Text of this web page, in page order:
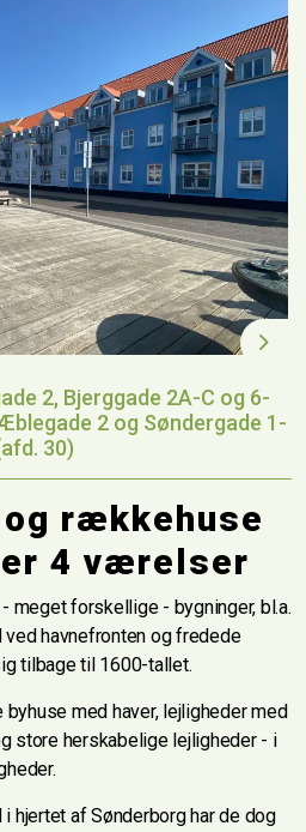
2, Bjerggade 2A-C og 6-
2 og Søndergade 1-
30)
rækkehuse
4 værelser
meget forskellige - bygninger, bl.a.
havnefronten og fredede
tilbage til 1600-tallet.
med haver, lejligheder med
store herskabelige lejligheder - i
hjertet af Sønderborg har de dog